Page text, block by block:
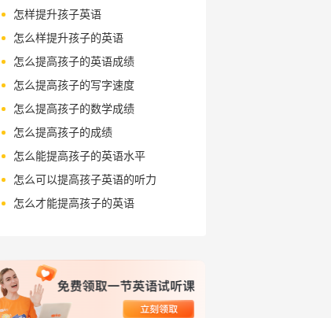
怎样提升孩子英语
怎么样提升孩子的英语
怎么提高孩子的英语成绩
怎么提高孩子的写字速度
怎么提高孩子的数学成绩
怎么提高孩子的成绩
怎么能提高孩子的英语水平
怎么可以提高孩子英语的听力
怎么才能提高孩子的英语